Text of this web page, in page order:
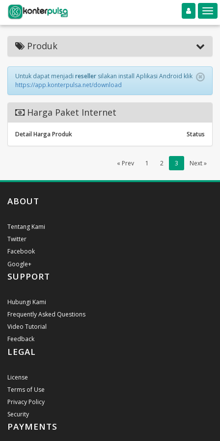
Toggle navigation
Produk
Untuk dapat menjadi reseller silakan install Aplikasi Android klik
https://app.konterpulsa.net/download
Harga Paket Internet
Detail Harga Produk Status
« Prev 1 2 3 Next »
ABOUT
Tentang Kami
Twitter
Facebook
Google+
SUPPORT
Hubungi Kami
Frequently Asked Questions
Video Tutorial
Feedback
LEGAL
License
Terms of Use
Privacy Policy
Security
PAYMENTS